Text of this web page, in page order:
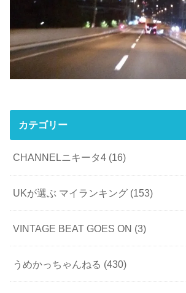
カテゴリー
CHANNELニキータ4 (16)
UKが選ぶ マイランキング (153)
VINTAGE BEAT GOES ON (3)
うめかっちゃんねる (430)